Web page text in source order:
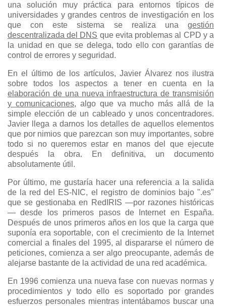
una solución muy práctica para entornos típicos de
universidades y grandes centros de investigación en los
que con este sistema se realiza una gestión
descentralizada del DNS que evita problemas al CPD y a
la unidad en que se delega, todo ello con garantías de
control de errores y seguridad.
En el último de los artículos, Javier Álvarez nos ilustra
sobre todos los aspectos a tener en cuenta en la
elaboración de una nueva infraestructura de transmisión
y comunicaciones, algo que va mucho más allá de la
simple elección de un cableado y unos concentradores.
Javier llega a darnos los detalles de aquellos elementos
que por nimios que parezcan son muy importantes, sobre
todo si no queremos estar en manos del que ejecute
después la obra. En definitiva, un documento
absolutamente útil.
Por último, me gustaría hacer una referencia a la salida
de la red del ES-NIC, el registro de dominios bajo ".es"
que se gestionaba en RedIRIS —por razones históricas
— desde los primeros pasos de Internet en España.
Después de unos primeros años en los que la carga que
suponía era soportable, con el crecimiento de la Internet
comercial a finales del 1995, al dispararse el número de
peticiones, comienza a ser algo preocupante, además de
alejarse bastante de la actividad de una red académica.
En 1996 comienza una nueva fase con nuevas normas y
procedimientos y todo ello es soportado por grandes
esfuerzos personales mientras intentábamos buscar una